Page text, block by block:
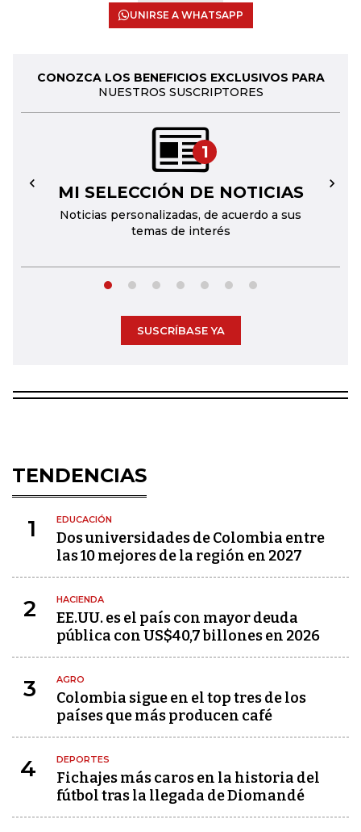
UNIRSE A WHATSAPP
CONOZCA LOS BENEFICIOS EXCLUSIVOS PARA
NUESTROS SUSCRIPTORES
1
MI SELECCIÓN DE NOTICIAS
Noticias personalizadas, de acuerdo a sus
temas de interés
← →
SUSCRÍBASE YA
TENDENCIAS
1 EDUCACIÓN
Dos universidades de Colombia entre
las 10 mejores de la región en 2027
2 HACIENDA
EE.UU. es el país con mayor deuda
pública con US$40,7 billones en 2026
3 AGRO
Colombia sigue en el top tres de los
países que más producen café
4 DEPORTES
Fichajes más caros en la historia del
fútbol tras la llegada de Diomandé